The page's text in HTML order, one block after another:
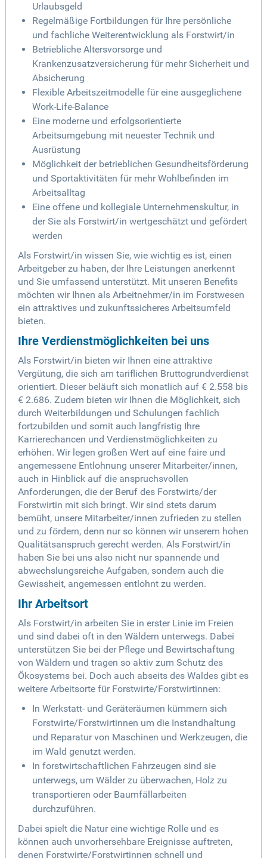
Urlaubsgeld
Regelmäßige Fortbildungen für Ihre persönliche
und fachliche Weiterentwicklung als Forstwirt/in
Betriebliche Altersvorsorge und
Krankenzusatzversicherung für mehr Sicherheit und
Absicherung
Flexible Arbeitszeitmodelle für eine ausgeglichene
Work-Life-Balance
Eine moderne und erfolgsorientierte
Arbeitsumgebung mit neuester Technik und
Ausrüstung
Möglichkeit der betrieblichen Gesundheitsförderung
und Sportaktivitäten für mehr Wohlbefinden im
Arbeitsalltag
Eine offene und kollegiale Unternehmenskultur, in
der Sie als Forstwirt/in wertgeschätzt und gefördert
werden
Als Forstwirt/in wissen Sie, wie wichtig es ist, einen
Arbeitgeber zu haben, der Ihre Leistungen anerkennt
und Sie umfassend unterstützt. Mit unseren Benefits
möchten wir Ihnen als Arbeitnehmer/in im Forstwesen
ein attraktives und zukunftssicheres Arbeitsumfeld
bieten.
Ihre Verdienstmöglichkeiten bei uns
Als Forstwirt/in bieten wir Ihnen eine attraktive
Vergütung, die sich am tariflichen Bruttogrundverdienst
orientiert. Dieser beläuft sich monatlich auf € 2.558 bis
€ 2.686. Zudem bieten wir Ihnen die Möglichkeit, sich
durch Weiterbildungen und Schulungen fachlich
fortzubilden und somit auch langfristig Ihre
Karrierechancen und Verdienstmöglichkeiten zu
erhöhen. Wir legen großen Wert auf eine faire und
angemessene Entlohnung unserer Mitarbeiter/innen,
auch in Hinblick auf die anspruchsvollen
Anforderungen, die der Beruf des Forstwirts/der
Forstwirtin mit sich bringt. Wir sind stets darum
bemüht, unsere Mitarbeiter/innen zufrieden zu stellen
und zu fördern, denn nur so können wir unserem hohen
Qualitätsanspruch gerecht werden. Als Forstwirt/in
haben Sie bei uns also nicht nur spannende und
abwechslungsreiche Aufgaben, sondern auch die
Gewissheit, angemessen entlohnt zu werden.
Ihr Arbeitsort
Als Forstwirt/in arbeiten Sie in erster Linie im Freien
und sind dabei oft in den Wäldern unterwegs. Dabei
unterstützen Sie bei der Pflege und Bewirtschaftung
von Wäldern und tragen so aktiv zum Schutz des
Ökosystems bei. Doch auch abseits des Waldes gibt es
weitere Arbeitsorte für Forstwirte/Forstwirtinnen:
In Werkstatt- und Geräteräumen kümmern sich
Forstwirte/Forstwirtinnen um die Instandhaltung
und Reparatur von Maschinen und Werkzeugen, die
im Wald genutzt werden.
In forstwirtschaftlichen Fahrzeugen sind sie
unterwegs, um Wälder zu überwachen, Holz zu
transportieren oder Baumfällarbeiten
durchzuführen.
Dabei spielt die Natur eine wichtige Rolle und es
können auch unvorhersehbare Ereignisse auftreten,
denen Forstwirte/Forstwirtinnen schnell und